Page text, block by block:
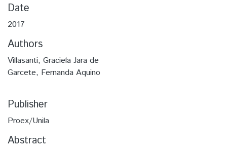
Date
2017
Authors
Villasanti, Graciela Jara de
Garcete, Fernanda Aquino
Publisher
Proex/Unila
Abstract